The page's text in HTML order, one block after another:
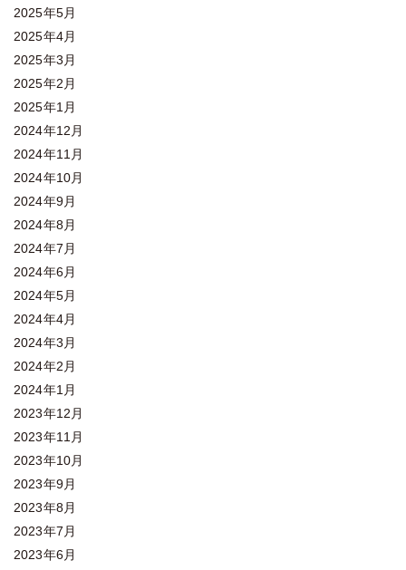
2025年5月
2025年4月
2025年3月
2025年2月
2025年1月
2024年12月
2024年11月
2024年10月
2024年9月
2024年8月
2024年7月
2024年6月
2024年5月
2024年4月
2024年3月
2024年2月
2024年1月
2023年12月
2023年11月
2023年10月
2023年9月
2023年8月
2023年7月
2023年6月